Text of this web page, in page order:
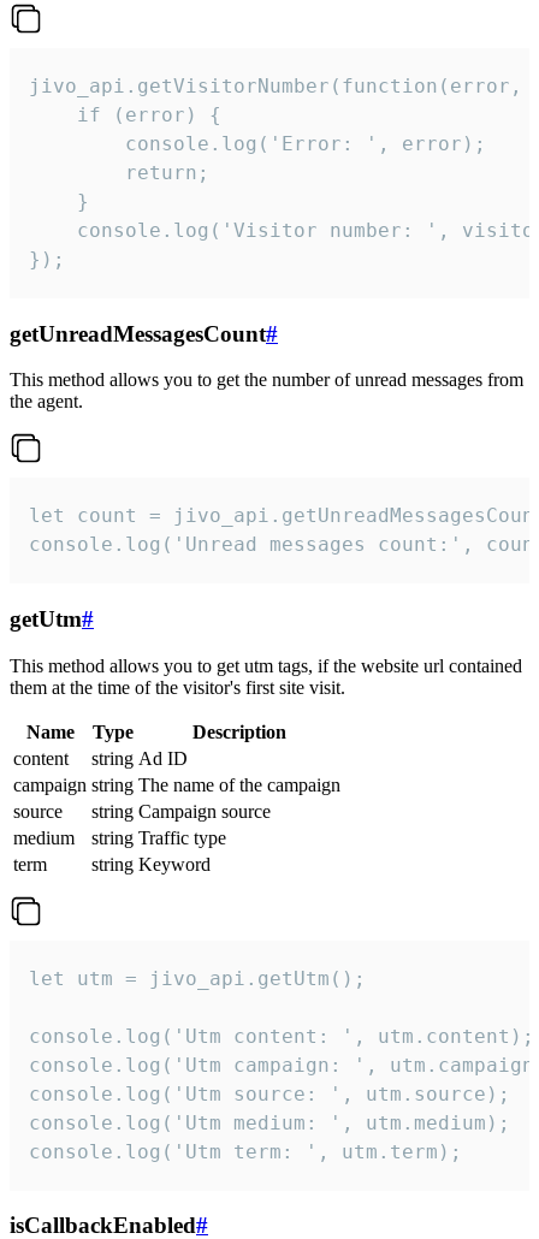
jivo_api.getVisitorNumber(function(error,
    if (error) {
        console.log('Error: ', error);
        return;
    }
console.log('Visitor number: ',
});
getUnreadMessagesCount#
This method allows you to get the number of unread messages from
the agent.
let count =
console.log('Unread messages count:',
getUtm#
This method allows you to get utm tags, if the website url contained
them at the time of the visitor's first site visit.
Name Type
Description
content
string Ad ID
campaign string The name of the campaign
source
string Campaign source
medium
string Traffic type
term
string Keyword
let utm = jivo_api.getUtm();
console.log('Utm content: ', utm.content);
console.log('Utm campaign: ',
console.log('Utm source: ', utm.source);
console.log('Utm medium: ', utm.medium);
console.log('Utm term: ', utm.term);
isCallbackEnabled#